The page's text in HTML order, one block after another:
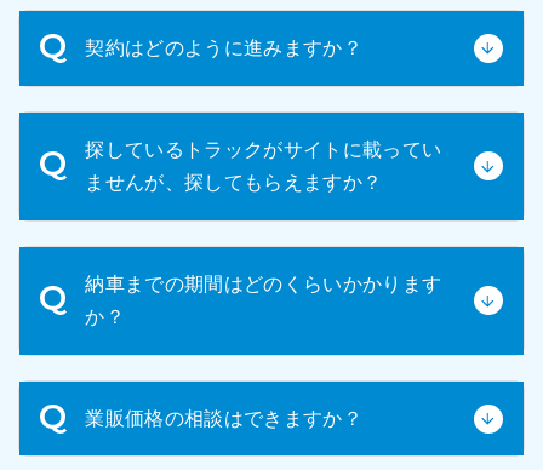
をお送りいたします。ご希望の箇所を具体的にお申
し付けください。可能な限り詳細な情報を提供させ
契約はどのように進みますか？
な売買契約書を締結いたします。契約内容をよくご
確認の上、ご署名・ご捺印ください。
探しているトラックがサイトに載ってい
ませんが、探してもらえますか？
のメーカー、車種、年式、その他条件などをお知ら
せください。
納車までの期間はどのくらいかかります
か？
1~2週間程度です。
業販価格の相談はできますか？